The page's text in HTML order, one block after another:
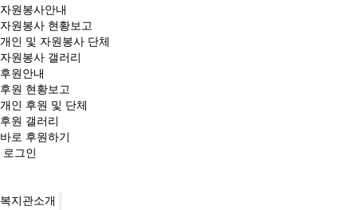
자원봉사안내
자원봉사 현황보고
개인 및 자원봉사 단체
자원봉사 갤러리
후원안내
후원 현황보고
개인 후원 및 단체
후원 갤러리
바로 후원하기
로그인
복지관소개